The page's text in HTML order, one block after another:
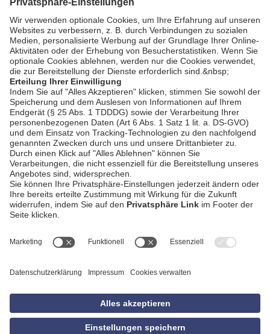
bookmark_border
27. März 2026 03:49 Min.
Schalte zu Betriebsratswahlen
bei der DGB
AGB
Datenschutzerklärung
Empfang